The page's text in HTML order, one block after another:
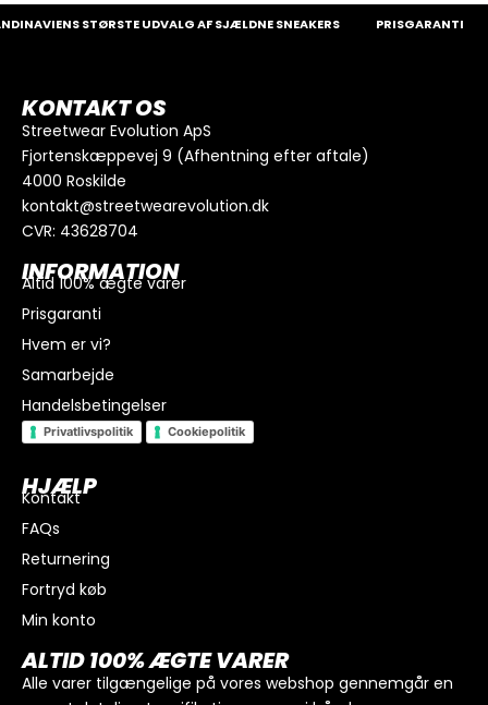
I alt
Køb for300kr. mere for gratis fragt
STØRSTE UDVALG AF SJÆLDNE SNEAKERS PRISGARANTI
KONTAKT OS
Streetwear Evolution ApS
Fjortenskæppevej 9 (Afhentning efter aftale)
4000 Roskilde
kontakt@streetwearevolution.dk
CVR: 43628704
INFORMATION
Altid 100% ægte varer
Prisgaranti
Hvem er vi?
Samarbejde
Handelsbetingelser
Privatlivspolitik Cookiepolitik
HJÆLP
Kontakt
FAQs
Returnering
Fortryd køb
Min konto
ALTID 100% ÆGTE VARER
Alle varer tilgængelige på vores webshop gennemgår en